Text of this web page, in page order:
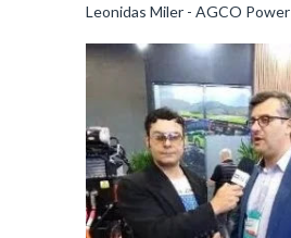
Leonidas Miler - AGCO Power